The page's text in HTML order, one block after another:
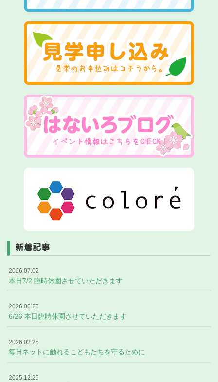
新着記事
2026.07.02
本日7/2 臨時休園させていただきます
2026.06.26
6/26 本日臨時休園させていただきます
2026.03.25
毎日ネットに触れるこどもたちを守るために
2025.12.25